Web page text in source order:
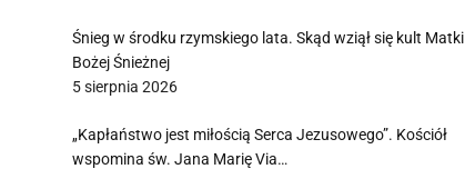
Śnieg w środku rzymskiego lata. Skąd wziął się kult Matki
Bożej Śnieżnej
5 sierpnia 2026
„Kapłaństwo jest miłością Serca Jezusowego”. Kościół
wspomina św. Jana Marię Via…